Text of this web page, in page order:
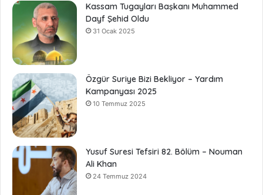
Kassam Tugayları Başkanı Muhammed
Dayf Şehid Oldu
31 Ocak 2025
Özgür Suriye Bizi Bekliyor – Yardım
Kampanyası 2025
10 Temmuz 2025
Yusuf Suresi Tefsiri 82. Bölüm – Nouman
Ali Khan
24 Temmuz 2024